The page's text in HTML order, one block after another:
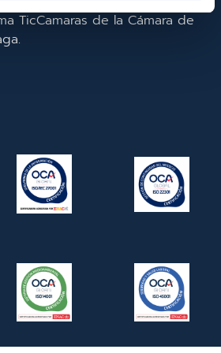
TicCamaras de la Cámara de